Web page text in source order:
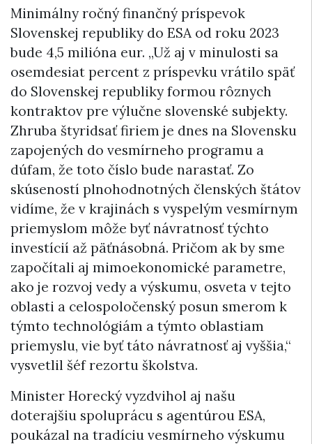
Minimálny ročný finančný príspevok
Slovenskej republiky do ESA od roku 2023
bude 4,5 milióna eur. „Už aj v minulosti sa
osemdesiat percent z príspevku vrátilo späť
do Slovenskej republiky formou rôznych
kontraktov pre výlučne slovenské subjekty.
Zhruba štyridsať firiem je dnes na Slovensku
zapojených do vesmírneho programu a
dúfam, že toto číslo bude narastať. Zo
skúseností plnohodnotných členských štátov
vidíme, že v krajinách s vyspelým vesmírnym
priemyslom môže byť návratnosť týchto
investícií až päťnásobná. Pričom ak by sme
započítali aj mimoekonomické parametre,
ako je rozvoj vedy a výskumu, osveta v tejto
oblasti a celospoločenský posun smerom k
týmto technológiám a týmto oblastiam
priemyslu, vie byť táto návratnosť aj vyššia,“
vysvetlil šéf rezortu školstva.
Minister Horecký vyzdvihol aj našu
doterajšiu spoluprácu s agentúrou ESA,
poukázal na tradíciu vesmírneho výskumu